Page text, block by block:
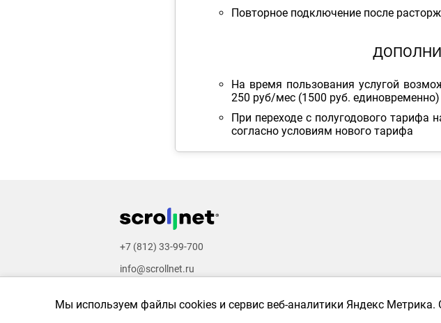
Повторное подключение после
На время пользования услугой
250 руб/мес (1500 руб. единовременно)
При переходе с полугодового тарифа
согласно условиям нового тарифа
+7 (812) 33-99-700
info@scrollnet.ru
Мы используем файлы cookies и сервис веб-аналитики Яндекс Метрика.